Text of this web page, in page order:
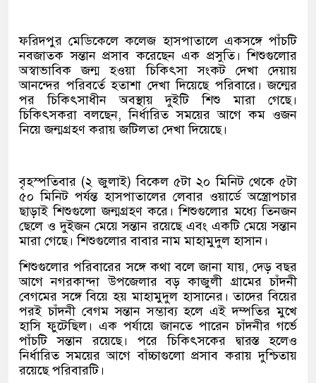
ফরিদপুর মেডিকেলে কলেজ হাসপাতালে একসঙ্গে পাঁচটি
নবজাতক সন্তান প্রসাব করেছেন এক প্রসুতি। শিশুগুলোর
অস্বাভাবিক জন্ম হওয়া চিকিৎসা সংকট দেখা দেয়ায়
আনন্দের পরিবর্তে হতাশা দেখা দিয়েছে পরিবারে। জন্মের
পর চিকিৎসাধীন অবস্থায় দুইটি শিশু মারা গেছে।
চিকিৎসকরা বলছেন, নির্ধারিত সময়ের আগে কম ওজন
নিয়ে জন্মগ্রহণ করায় জটিলতা দেখা দিয়েছে।
বৃহস্পতিবার (২ জুলাই) বিকেল ৫টা ২০ মিনিট থেকে ৫টা
৫০ মিনিট পর্যন্ত হাসপাতালের লেবার ওয়ার্ডে অস্ত্রোপচার
ছাড়াই শিশুগুলো জন্মগ্রহণ করে। শিশুগুলোর মধ্যে তিনজন
ছেলে ও দুইজন মেয়ে সন্তান রয়েছে এবং একটি মেয়ে সন্তান
মারা গেছে। শিশুগুলোর বাবার নাম মাহামুদুল হাসান।
শিশুগুলোর পরিবারের সঙ্গে কথা বলে জানা যায়, দেড় বছর
আগে নগরকান্দা উপজেলার বড় কাজুলী গ্রামের চাঁদনী
বেগমের সঙ্গে বিয়ে হয় মাহামুদুল হাসানের। তাদের বিয়ের
পরই চাঁদনী বেগম সন্তান সম্ভাব্য হলে এই দম্পতির মুখে
হাসি ফুটেছিল। এক পর্যায়ে জানতে পারেন চাঁদনীর গর্ভে
পাঁচটি সন্তান রয়েছে। পরে চিকিৎসকের দ্বারস্ত হলেও
নির্ধারিত সময়ের আগে বাঁচ্চাগুলো প্রসাব করায় দুশ্চিতায়
রয়েছে পরিবারটি।